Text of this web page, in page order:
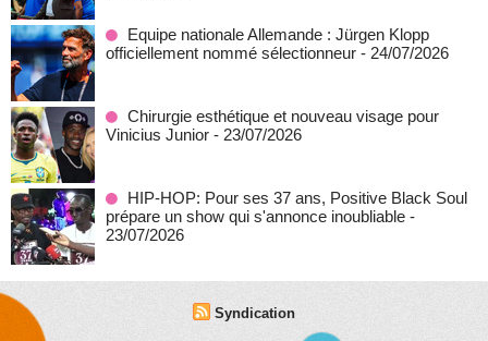
Equipe nationale Allemande : Jürgen Klopp
officiellement nommé sélectionneur - 24/07/2026
Chirurgie esthétique et nouveau visage pour
Vinicius Junior - 23/07/2026
HIP-HOP: Pour ses 37 ans, Positive Black Soul
prépare un show qui s'annonce inoubliable -
23/07/2026
Syndication